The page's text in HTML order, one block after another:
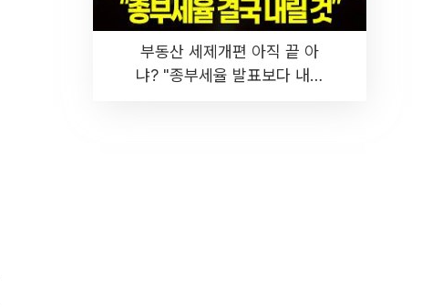
부동산 세제개편 아직 끝 아
냐? "종부세율 발표보다 내릴